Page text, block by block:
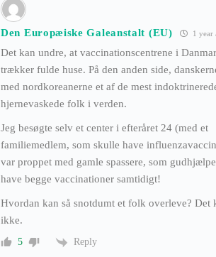
Den Europæiske Galeanstalt (EU) 1 year
Det kan undre, at vaccinationscentrene i
trækker fulde huse. På den anden side,
med nordkoreanerne et af de mest
hjernevaskede folk i verden.
Jeg besøgte selv et center i efteråret 24 (med et
familiemedlem, som skulle have
var proppet med gamle spassere, som
have begge vaccinationer samtidigt!
Hvordan kan så snotdumt et folk overleve? Det
ikke.
5 Reply